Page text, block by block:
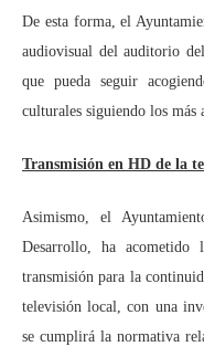
De esta forma, el
audiovisual del auditorio
que pueda seguir
culturales siguiendo los más
Transmisión en HD de la
Asimismo, el
Desarrollo, ha acometido
transmisión para la
televisión local, con una
se cumplirá la normativa